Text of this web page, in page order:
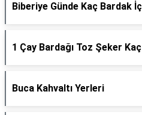
Biberiye Günde Kaç Bardak
1 Çay Bardağı Toz Şeker
Buca Kahvaltı Yerleri